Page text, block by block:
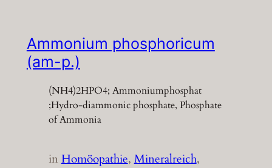
Ammonium phosphoricum
(am-p.)
(NH4)2HPO4; Ammoniumphosphat
;Hydro-diammonic phosphate, Phosphate
of Ammonia
inHomöopathie, Mineralreich